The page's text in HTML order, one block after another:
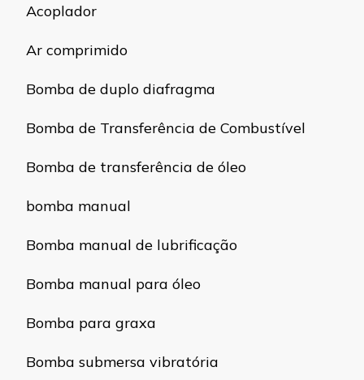
Acoplador
Ar comprimido
Bomba de duplo diafragma
Bomba de Transferência de Combustível
Bomba de transferência de óleo
bomba manual
Bomba manual de lubrificação
Bomba manual para óleo
Bomba para graxa
Bomba submersa vibratória